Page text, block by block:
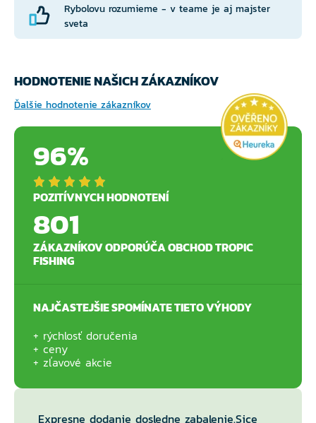
Rybolovu rozumieme - v teame je aj majster
sveta
HODNOTENIE NAŠICH ZÁKAZNÍKOV
Ďalšie hodnotenie zákazníkov
96%
POZITÍVNYCH HODNOTENÍ
801
ZÁKAZNÍKOV ODPORÚČA OBCHOD TROPIC
FISHING
NAJČASTEJŠIE SPOMÍNATE TIETO VÝHODY
rýchlosť doručenia
ceny
zľavové akcie
Expresne dodanie dosledne zabalenie.Sice